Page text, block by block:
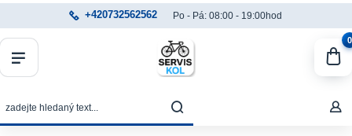
+420732562562 Po - Pá: 08:00 - 19:00hod
0